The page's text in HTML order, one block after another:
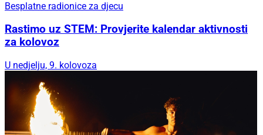
Besplatne radionice za djecu
Rastimo uz STEM: Provjerite kalendar aktivnosti
za kolovoz
U nedjelju, 9. kolovoza